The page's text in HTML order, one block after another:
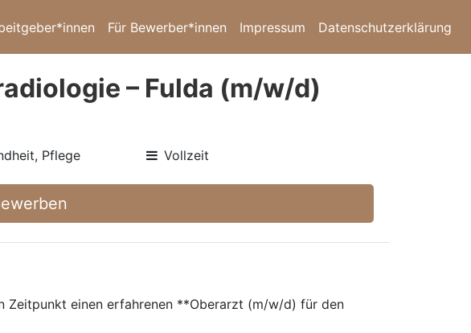
Für Bewerber*innen Impressum Datenschutzerklärung
– Fulda (m/w/d)
Pflege Vollzeit
Zeitpunkt einen erfahrenen **Oberarzt (m/w/d) für den